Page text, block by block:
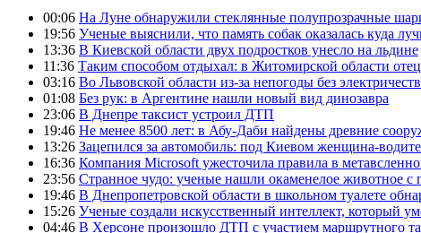
00:06 На Луне обнаружили стеклянные полупрозрачные
19:56 Ученые выяснили, что память собак оказалась куда
13:36 В Киевской области двух подростков унесло на льдине
11:36 Таким способом отдыхал: в Житомирской области
03:16 Во Львовской области из-за непогоды без
01:08 Без рук: в Аргентине нашли новый вид динозавра
23:06 В Днепре таксист устроил ДТП
19:46 Не менее 8500 лет: в Абу-Даби найдены древние
13:26 Зацепился за автомобиль: под Киевом женщина-
16:36 Компания Microsoft ужесточила правила в
23:56 Странное чудо: ученые нашли окаменелое животное
19:46 В Днепропетровской области в школьном туалете
15:26 Ученые создали искусственный интеллект, который
04:46 В Херсоне произошло ДТП с участием маршрутного